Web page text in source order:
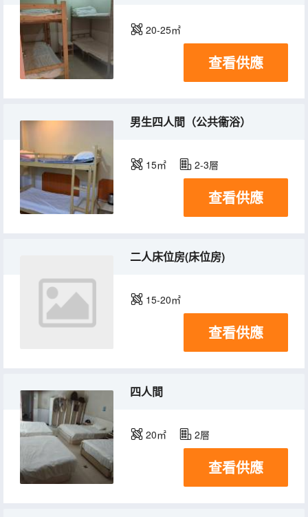
20-25㎡
查看供應
男生四人間（公共衞浴）
15㎡ 2-3層
查看供應
二人床位房(床位房)
15-20㎡
查看供應
四人間
20㎡ 2層
查看供應